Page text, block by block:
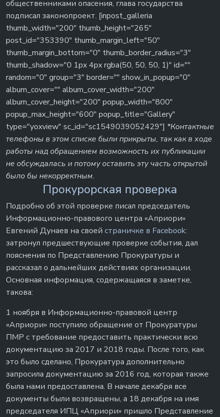
общественниками опасения, глава государства
подписал законопроект. [inpost_galleria
thumb_width="200" thumb_height="265"
post_id="353390" thumb_margin_left="50"
thumb_margin_bottom="0" thumb_border_radius="3"
thumb_shadow="0 1px 4px rgba(50, 50, 50, 1)" id=""
random="0" group="3" border="" show_in_popup="0"
album_cover="" album_cover_width="200"
album_cover_height="200" popup_width="800"
popup_max_height="600" popup_title="Gallery"
type="yoxview" sc_id="sc1549039052429"] *Контактные
телефоны в этом списке были прикрыты, так как в ходе
работы над обращением возможность их публикации
не обсуждалась и потому оставить эту часть открытой
было бы некорректным.
Прокурорская проверка
Подробно об этой проверке писал председатель
Информационно-правового центра «Априори»
Евгений Дунаев на своей страничке в Facebook:
затронул предшествующие проверке события, дал
пояснения по Представлению Прокуратуры и
рассказал о дальнейших действиях организации.
Основная информация, содержащаяся в заметке,
такова:
1 ноября в Информационно-правовой центр
«Априори» поступило обращение от Прокуратуры
ПМР с требование предоставить практически всю
документацию за 2017 и 2018 годы. После того, как
это было сделано, Прокуратура дополнительно
запросила документацию за 2016 год, которая также
была нами предоставлена. В начале декабря все
документы были возвращены, а 18 декабря на имя
председателя ИПЦ «Априори» пришло Представление